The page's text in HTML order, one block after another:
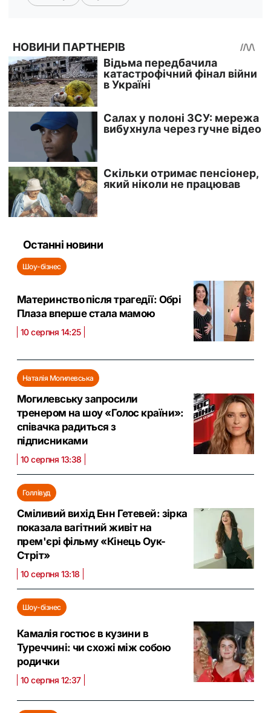
Останні новини
Шоу-бізнес
Материнство після трагедії: Обрі
Плаза вперше стала мамою
10 серпня 14:25
Наталія Могилевська
Могилевську запросили
тренером на шоу «Голос країни»:
співачка радиться з
підписниками
10 серпня 13:38
Голлівуд
Сміливий вихід Енн Гетевей: зірка
показала вагітний живіт на
прем'єрі фільму «Кінець Оук-
Стріт»
10 серпня 13:18
Шоу-бізнес
Камалія гостює в кузини в
Туреччині: чи схожі між собою
родички
10 серпня 12:37